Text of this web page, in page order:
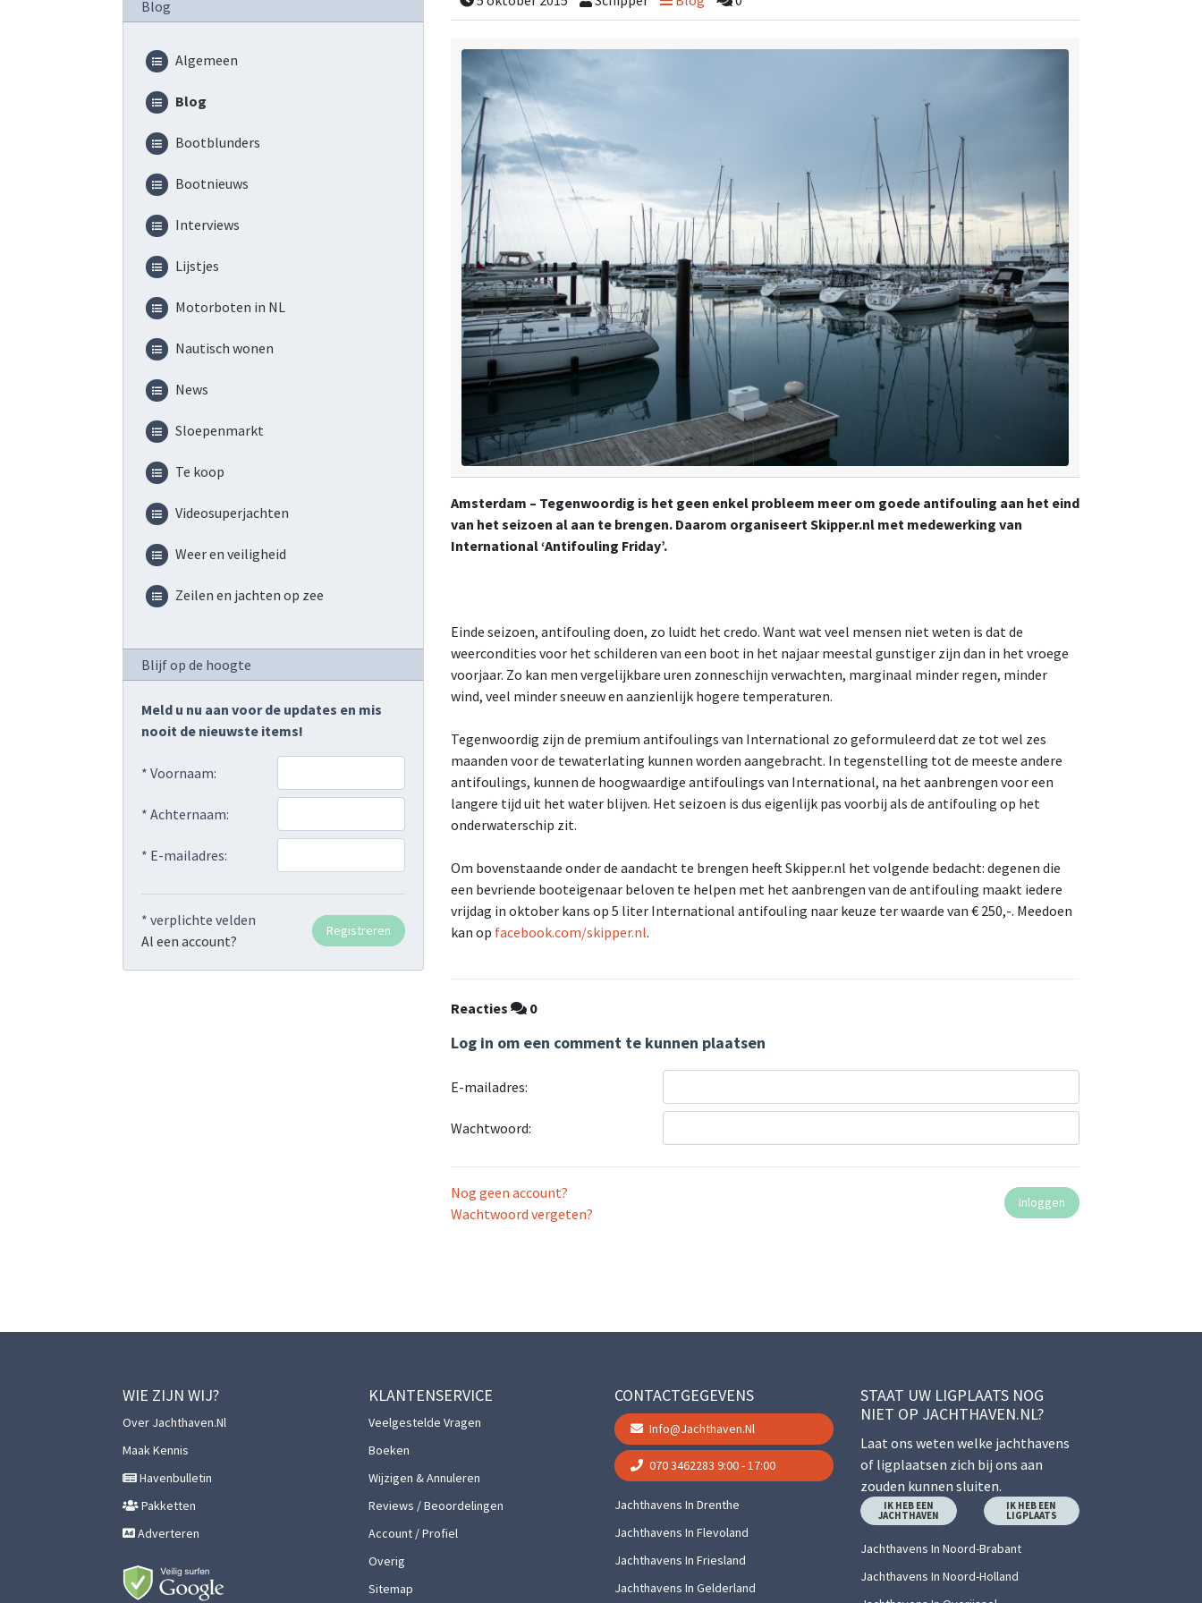
Blog
Algemeen
Blog
Bootblunders
Bootnieuws
Interviews
Lijstjes
Motorboten in NL
Nautisch wonen
News
Sloepenmarkt
Te koop
Videosuperjachten
Weer en veiligheid
Zeilen en jachten op zee
Blijf op de hoogte
Meld u nu aan voor de updates en mis
nooit de nieuwste items!
* Voornaam:
* Achternaam:
* E-mailadres:
* verplichte velden
Al een account?
Amsterdam – Tegenwoordig is het geen enkel probleem meer om goede antifouling aan het eind
van het seizoen al aan te brengen. Daarom organiseert Skipper.nl met medewerking van
International ‘Antifouling Friday’.
Einde seizoen, antifouling doen, zo luidt het credo. Want wat veel mensen niet weten is dat de
weercondities voor het schilderen van een boot in het najaar meestal gunstiger zijn dan in het vroege
voorjaar. Zo kan men vergelijkbare uren zonneschijn verwachten, marginaal minder regen, minder
wind, veel minder sneeuw en aanzienlijk hogere temperaturen.
Tegenwoordig zijn de premium antifoulings van International zo geformuleerd dat ze tot wel zes
maanden voor de tewaterlating kunnen worden aangebracht. In tegenstelling tot de meeste andere
antifoulings, kunnen de hoogwaardige antifoulings van International, na het aanbrengen voor een
langere tijd uit het water blijven. Het seizoen is dus eigenlijk pas voorbij als de antifouling op het
onderwaterschip zit.
Om bovenstaande onder de aandacht te brengen heeft Skipper.nl het volgende bedacht: degenen die
een bevriende booteigenaar beloven te helpen met het aanbrengen van de antifouling maakt iedere
vrijdag in oktober kans op 5 liter International antifouling naar keuze ter waarde van € 250,-. Meedoen
kan op facebook.com/skipper.nl.
Reacties 0
Log in om een comment te kunnen plaatsen
E-mailadres:
Wachtwoord:
Nog geen account?
Wachtwoord vergeten?
WIE ZIJN WIJ?
Over Jachthaven.nl
Maak Kennis
Havenbulletin
Pakketten
Adverteren
KLANTENSERVICE
Veelgestelde Vragen
Boeken
Wijzigen & Annuleren
Reviews / Beoordelingen
Account / Profiel
Overig
Sitemap
CONTACTGEGEVENS
Info@jachthaven.nl
070 3462283 9:00 - 17:00
Jachthavens In Drenthe
Jachthavens In Flevoland
Jachthavens In Friesland
Jachthavens In Gelderland
STAAT UW LIGPLAATS NOG
NIET OP JACHTHAVEN.NL?
Laat ons weten welke jachthavens
of ligplaatsen zich bij ons aan
zouden kunnen sluiten.
IK HEB EEN
JACHTHAVEN
IK HEB EEN
LIGPLAATS
Jachthavens In Noord-Brabant
Jachthavens In Noord-Holland